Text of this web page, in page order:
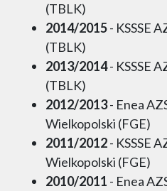
(TBLK)
2014/2015- KSSSE
(TBLK)
2013/2014- KSSSE
(TBLK)
2012/2013- Enea
Wielkopolski (FGE)
2011/2012- KSSSE
Wielkopolski (FGE)
2010/2011 - Enea